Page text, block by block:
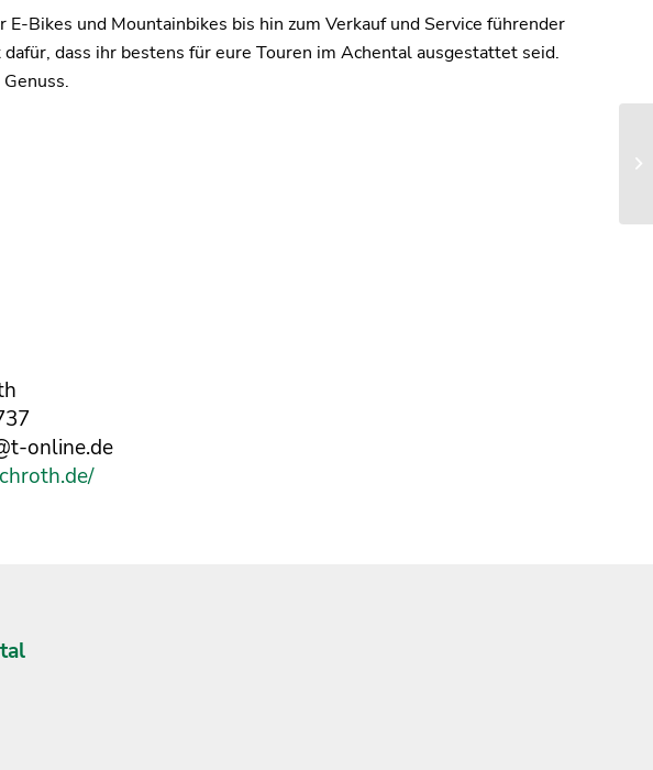
Bikes und Mountainbikes bis hin zum Verkauf und Service führender
dass ihr bestens für eure Touren im Achental ausgestattet seid.
online.de